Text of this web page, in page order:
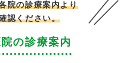
院の診療案内より
認ください。
の診療案内